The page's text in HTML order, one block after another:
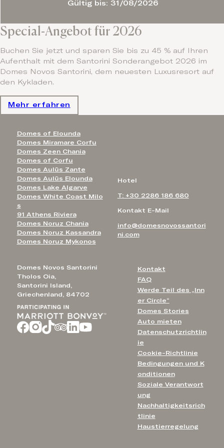
Special-Angebot für 2026
Buchen Sie jetzt und sparen Sie bis zu 45 % auf Ihren
Aufenthalt mit dem Santorini Sonderangebot 2026 im
Domes Novos Santorini, dem neuesten Luxusresort auf
den Kykladen.
Mehr erfahren
Gültig bis: 31/08/2026
Domes Novos Santorini
Tholos Oia,
Santorini Island,
Griechenland, 84702
Kontakt
FAQ
Werde Teil des „Inn
er Circle“
Domes Stories
Auto mieten
Datenschutzrichtlin
ie
Cookie-Richtlinie
Bedingungen und K
onditionen
Soziale Verantwort
ung
Nachhaltigkeitsrich
tlinie
Haustierregelung
Hotel
T: +30 2286 186 680
Kontakt E-Mail
info@domesnovossantori
ni.com
Domes of Elounda
Domes Miramare Corfu
Domes Zeen Chania
Domes of Corfu
Domes Aulūs Zante
Domes Aulūs Elounda
Domes Lake Algarve
Domes White Coast Milo
s
91 Athens Riviera
Domes Noruz Chania
Domes Noruz Kassandra
Domes Noruz Mykonos